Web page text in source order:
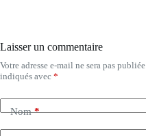
Laisser un commentaire
Votre adresse e-mail ne sera pas publiée.
indiqués avec *
Nom*